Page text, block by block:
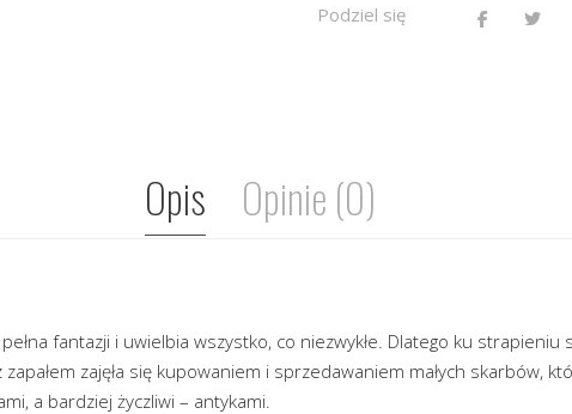
Podziel się
Opis Opinie (0)
fantazji i uwielbia wszystko, co niezwykłe. Dlatego ku strapieniu
zajęła się kupowaniem i sprzedawaniem małych skarbów,
a bardziej życzliwi – antykami.